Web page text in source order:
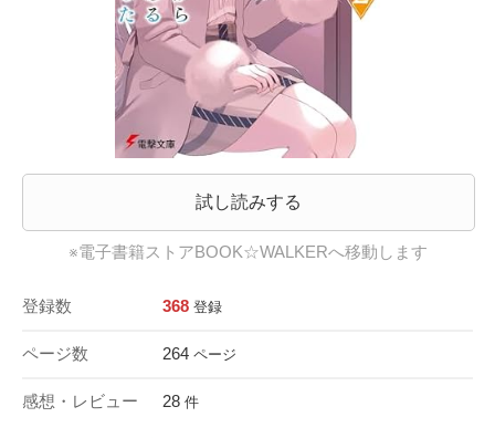
試し読みする
※電子書籍ストアBOOK☆WALKERへ移動します
登録数 368 登録
ページ数 264 ページ
感想・レビュー 28 件